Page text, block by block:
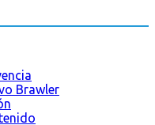
Brawler